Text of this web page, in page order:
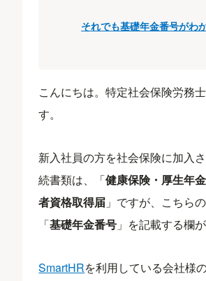
それでも基礎年金番号がわ
こんにちは。特定社会保険労務
す。
新入社員の方を社会保険に加入
続書類は、「健康保険・厚生年
者資格取得届 」ですが、こちら
「基礎年金番号 」を記載する欄
SmartHRを利用している会社様